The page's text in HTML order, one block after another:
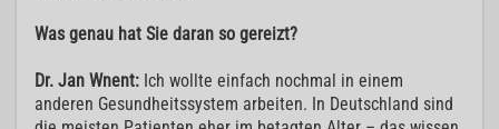
Was genau hat Sie daran so gereizt?
Dr. Jan Wnent: Ich wollte einfach nochmal in einem
anderen Gesundheitssystem arbeiten. In Deutschland sind